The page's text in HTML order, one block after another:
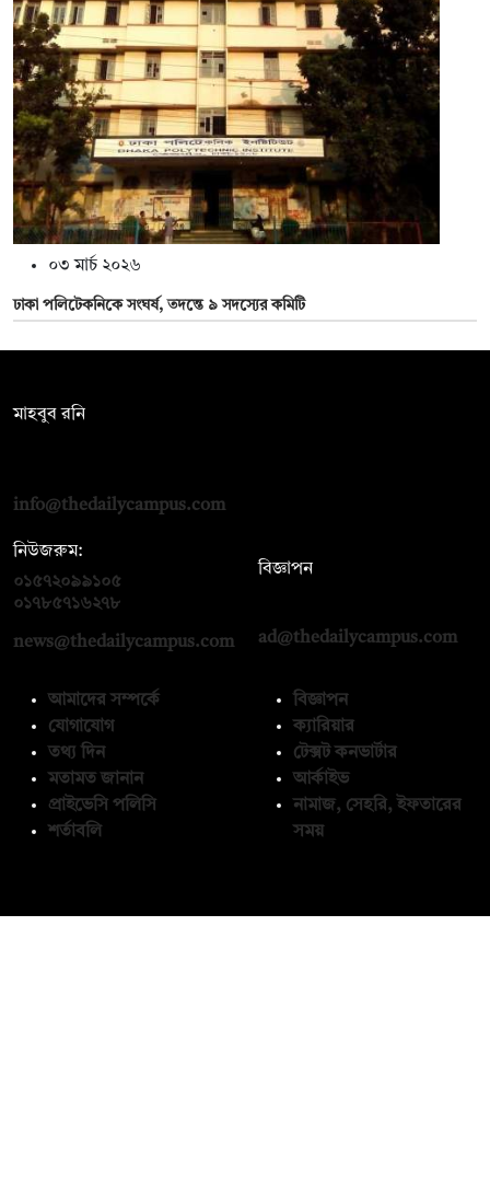
০৩ মার্চ ২০২৬
ঢাকা পলিটেকনিকে সংঘর্ষ, তদন্তে ৯ সদস্যের কমিটি
মাহবুব রনি
info@thedailycampus.com
নিউজরুম:
০১৫৭২০৯৯১০৫
০১৭৮৫৭১৬২৭৮
news@thedailycampus.com
বিজ্ঞাপন
ad@thedailycampus.com
আমাদের সম্পর্কে
যোগাযোগ
তথ্য দিন
মতামত জানান
প্রাইভেসি পলিসি
শর্তাবলি
বিজ্ঞাপন
ক্যারিয়ার
টেক্সট কনভার্টার
আর্কাইভ
নামাজ, সেহরি, ইফতারের
সময়